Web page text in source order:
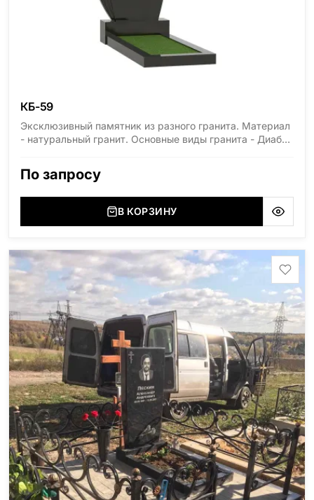
КБ-59
Эксклюзивный памятник из разного гранита. Материал
- натуральный гранит. Основные виды гранита - Диабаз
(Украина, Житомерская область), Лабродарит
(Украина, Житомерская область), Сюксюансаари
(Россия, Карелия), Амфиболит (Россия, Мурманская
минимальные стандартные размеры. [wpforms
id="13534"]
По запросу
В КОРЗИНУ